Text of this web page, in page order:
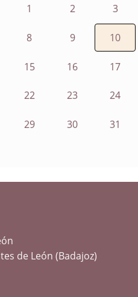
1 2 3
8 9 10
15 16 17
22 23 24
29 30 31
de León (Badajoz)